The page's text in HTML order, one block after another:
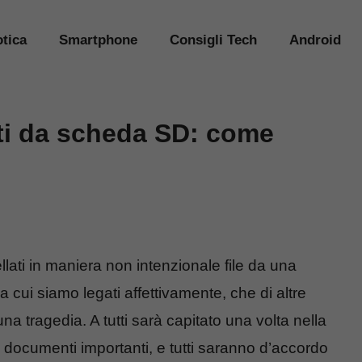
Smartphone Consigli Tech Android
da scheda SD: come
in maniera non intenzionale file da una
cui siamo legati affettivamente, che di altre
tragedia. A tutti sarà capitato una volta nella
importanti, e tutti saranno d’accordo